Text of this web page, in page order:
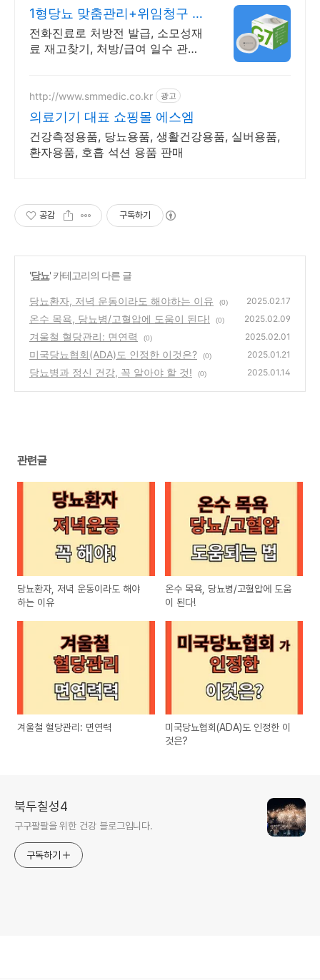
1형당뇨 맞춤관리+위임청구 재
처방 주기 무료알림
전화진료로 처방전 발급, 소모성재
료 재고찾기, 처방/급여 일수 관리
http://www.smmedic.co.kr 광고
의료기기 대표 쇼핑몰 에스엠
건강측정용품, 당뇨용품, 생활건강용품, 실버용품,
환자용품, 호흡 석션 용품 판매
공감 구독하기
'당뇨' 카테고리의 다른 글
당뇨환자, 저녁 운동이라도 해야하는 이유 (0) 2025.02.17
온수 목욕, 당뇨병/고혈압에 도움이 된다! (0) 2025.02.09
겨울철 혈당관리: 면연력 (0) 2025.02.01
미국당뇨협회(ADA)도 인정한 이것은? (0) 2025.01.21
당뇨병과 정신 건강, 꼭 알아야 할 것! (0) 2025.01.14
관련글
당뇨환자, 저녁 운동이라도 해야
하는 이유
온수 목욕, 당뇨병/고혈압에 도움
이 된다!
겨울철 혈당관리: 면연력
미국당뇨협회(ADA)도 인정한 이
것은?
북두칠성4
구구팔팔을 위한 건강 블로그입니다.
구독하기